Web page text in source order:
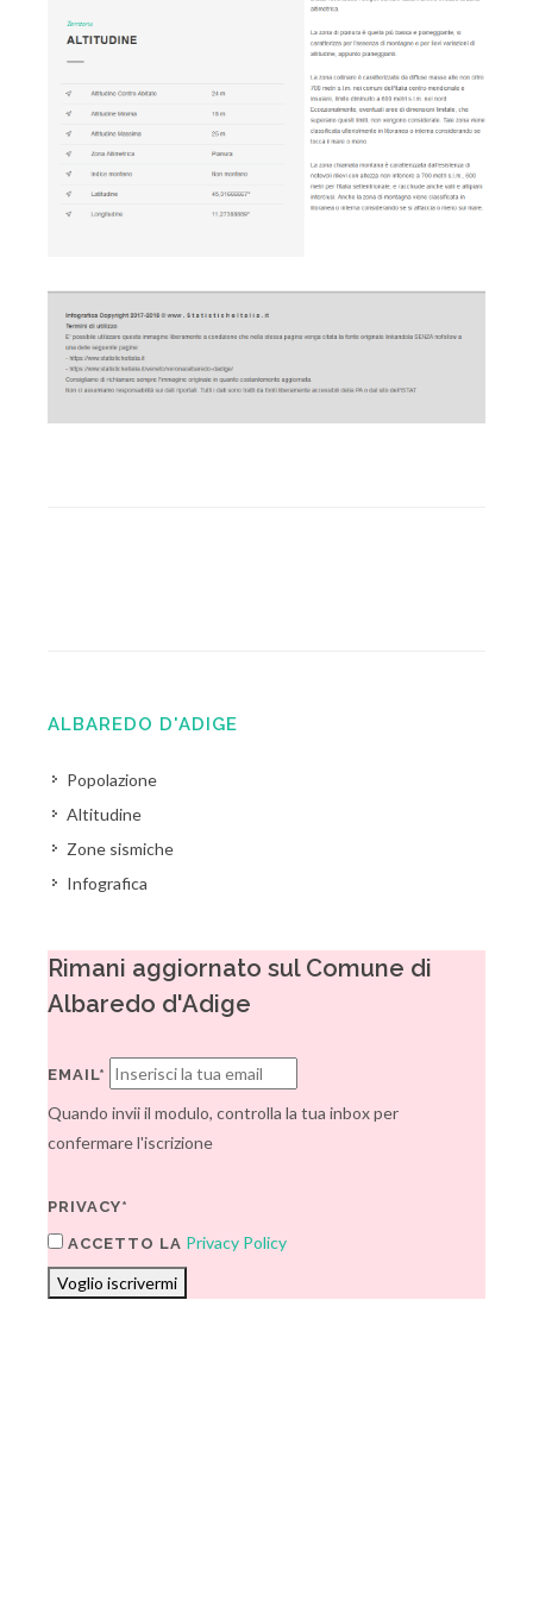
ALBAREDO D'ADIGE
Popolazione
Altitudine
Zone sismiche
Infografica
Rimani aggiornato sul Comune di
Albaredo d'Adige
EMAIL*
Quando invii il modulo, controlla la tua inbox per
confermare l'iscrizione
PRIVACY*
ACCETTO LA Privacy Policy
Voglio iscrivermi